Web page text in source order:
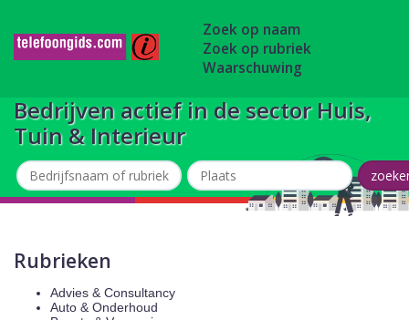
Zoek op naam
Zoek op rubriek
Waarschuwing
Bedrijven actief in de sector Huis,
Tuin & Interieur
Rubrieken
Advies & Consultancy
Auto & Onderhoud